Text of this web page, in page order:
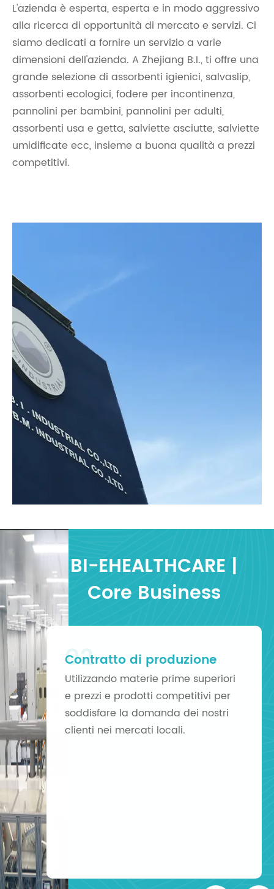
L'azienda è esperta, esperta e in modo aggressivo
alla ricerca di opportunità di mercato e servizi. Ci
siamo dedicati a fornire un servizio a varie
dimensioni dell'azienda. A Zhejiang B.I., ti offre una
grande selezione di assorbenti igienici, salvaslip,
assorbenti ecologici, fodere per incontinenza,
pannolini per bambini, pannolini per adulti,
assorbenti usa e getta, salviette asciutte, salviette
umidificate ecc, insieme a buona qualità a prezzi
competitivi.
BI-EHEALTHCARE |
Core Business
03
Personalizza i prodotti
Il Design può essere personalizzato:
i nostri designer professionali
comuniceranno con te per
personalizzare il tuo design del